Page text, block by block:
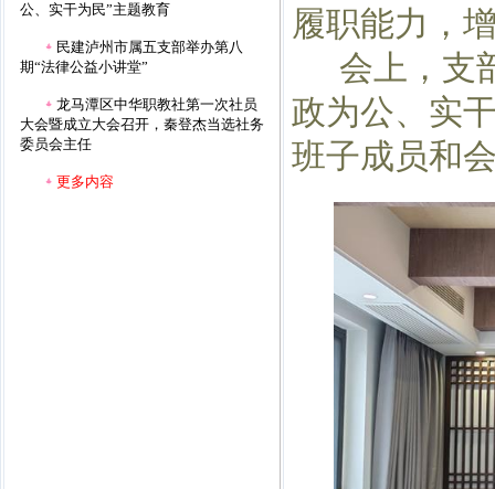
公、实干为民”主题教育
民建泸州市属五支部举办第八
期“法律公益小讲堂”
龙马潭区中华职教社第一次社员
大会暨成立大会召开，秦登杰当选社务
委员会主任
更多内容
履职能力，
会上，支
政为公、实
班子成员和